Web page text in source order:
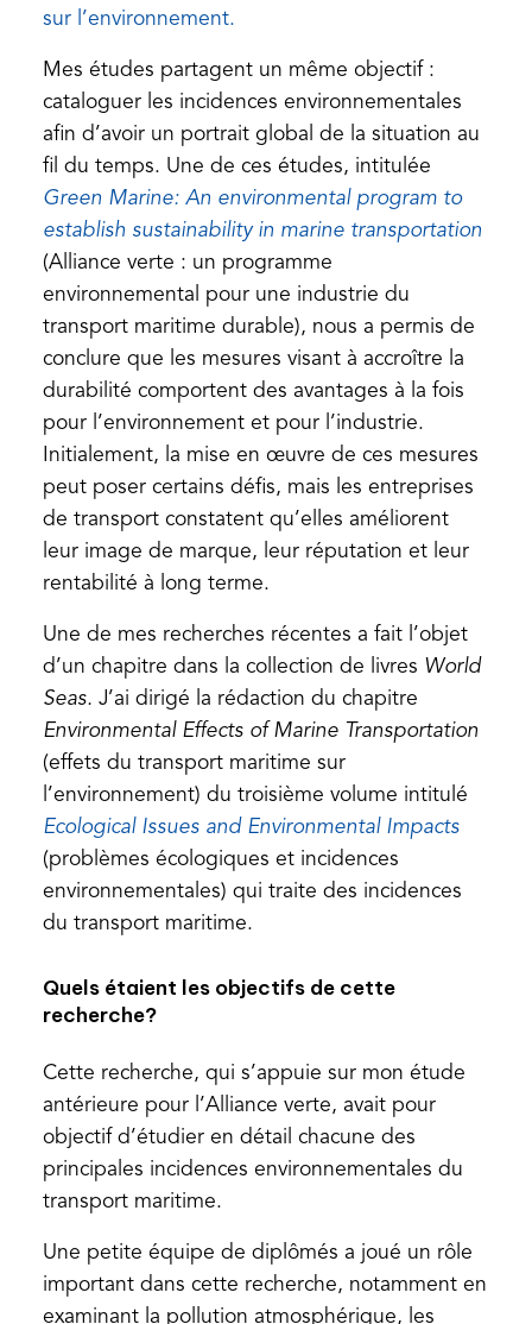
sur l’environnement.(opens
tab)
Mes études partagent un même objectif :
cataloguer les incidences environnementales
afin d’avoir un portrait global de la situation au
fil du temps. Une de ces études, intitulée
Green Marine: An environmental program to
establish sustainability in marine transportation
(Alliance verte : un programme
environnemental pour une industrie du
transport maritime durable), nous a permis de
conclure que les mesures visant à accroître la
durabilité comportent des avantages à la fois
pour l’environnement et pour l’industrie.
Initialement, la mise en œuvre de ces mesures
peut poser certains défis, mais les entreprises
de transport constatent qu’elles améliorent
leur image de marque, leur réputation et leur
rentabilité à long terme.
Une de mes recherches récentes a fait l’objet
d’un chapitre dans la collection de livres World
Seas. J’ai dirigé la rédaction du chapitre
Environmental Effects of Marine Transportation
(effets du transport maritime sur
l’environnement) du troisième volume intitulé
Ecological Issues and Environmental Impacts(opens
a
(problèmes écologiques et incidences
environnementales) qui traite des incidences
du transport maritime.
Quels étaient les objectifs de cette
recherche?
Cette recherche, qui s’appuie sur mon étude
antérieure pour l’Alliance verte, avait pour
objectif d’étudier en détail chacune des
principales incidences environnementales du
transport maritime.
Une petite équipe de diplômés a joué un rôle
important dans cette recherche, notamment en
examinant la pollution atmosphérique, les